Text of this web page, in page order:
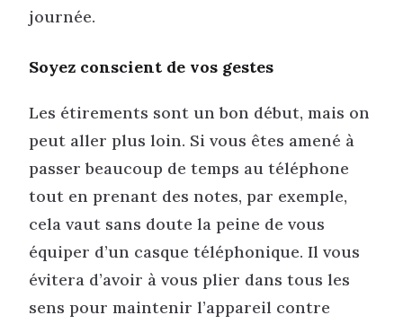
journée.
Soyez conscient de vos gestes
Les étirements sont un bon début, mais on
peut aller plus loin. Si vous êtes amené à
passer beaucoup de temps au téléphone
tout en prenant des notes, par exemple,
cela vaut sans doute la peine de vous
équiper d’un casque téléphonique. Il vous
évitera d’avoir à vous plier dans tous les
sens pour maintenir l’appareil contre